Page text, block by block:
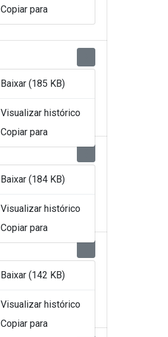
Copiar para
Baixar (185 KB)
Visualizar histórico
Copiar para
Baixar (184 KB)
Visualizar histórico
Copiar para
Baixar (142 KB)
Visualizar histórico
Copiar para